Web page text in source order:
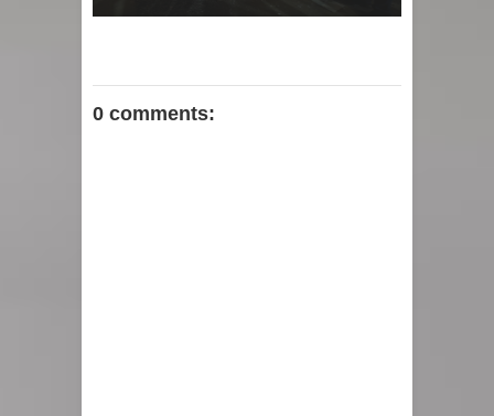
0 comments: